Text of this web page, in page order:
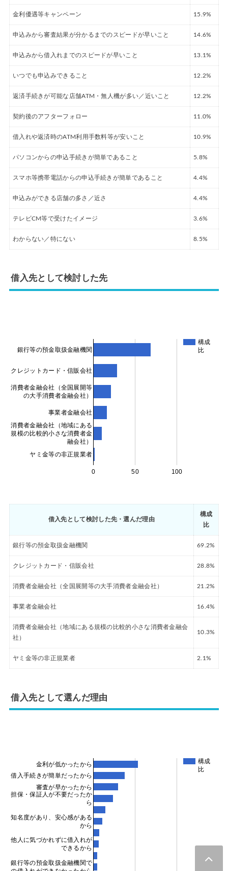
金利優遇等キャンペーン 15.9%
申込みから審査結果が分かるまでのスピードが早いこと 14.6%
申込みから借入れまでのスピードが早いこと 13.1%
いつでも申込みできること 12.2%
返済手続きが可能な店舗ATM・無人機が多い／近いこと 12.2%
契約後のアフターフォロー 11.0%
借入れや返済時のATM利用手数料等が安いこと 10.9%
パソコンからの申込手続きが簡単であること 5.8%
スマホ等携帯電話からの申込手続きが簡単であること 4.4%
申込みができる店舗の多さ／近さ 4.4%
テレビCM等で受けたイメージ 3.6%
わからない／特にない 8.5%
借入先として検討した先
構成
比
0 50 100
銀行等の預金取扱金融機関
クレジットカード・信販会社
消費者金融会社（全国展開等
の大手消費者金融会社）
事業者金融会社
消費者金融会社（地域にある
規模の比較的小さな消費者金
融会社）
ヤミ金等の非正規業者
借入先として検討した先・選んだ理由
構成
比
銀行等の預金取扱金融機関 69.2%
クレジットカード・信販会社 28.8%
消費者金融会社（全国展開等の大手消費者金融会社） 21.2%
事業者金融会社 16.4%
消費者金融会社（地域にある規模の比較的小さな消費者金融会
社）
10.3%
ヤミ金等の非正規業者 2.1%
借入先として選んだ理由
構成
比
金利が低かったから
借入手続きが簡単だったから
審査が早かったから
担保・保証人が不要だったか
ら
知名度があり、安心感がある
から
他人に気づかれずに借入れが
できるから
銀行等の預金取扱金融機関で